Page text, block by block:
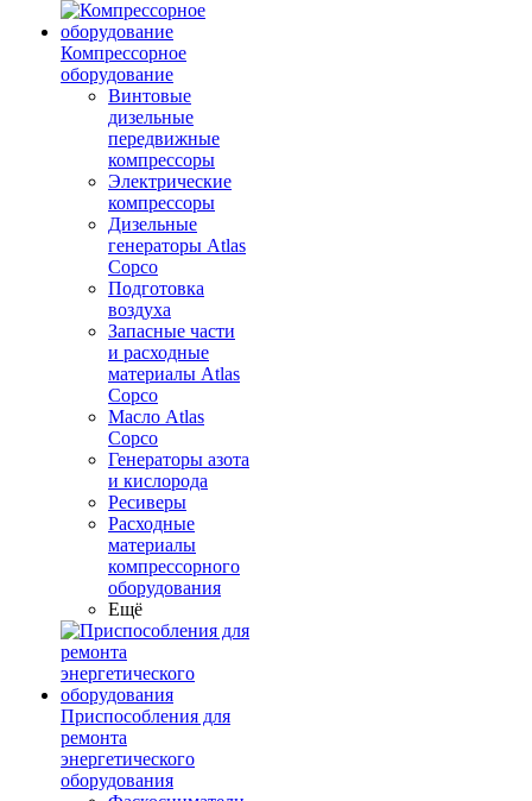
Компрессорное
оборудование
Винтовые
дизельные
передвижные
компрессоры
Электрические
компрессоры
Дизельные
генераторы Atlas
Copco
Подготовка
воздуха
Запасные части
и расходные
материалы Atlas
Copco
Масло Atlas
Copco
Генераторы азота
и кислорода
Ресиверы
Расходные
материалы
компрессорного
оборудования
Ещё
Приспособления для
ремонта
энергетического
оборудования